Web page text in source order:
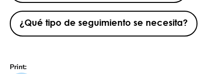
¿Qué tipo de seguimiento se necesita?
Print: